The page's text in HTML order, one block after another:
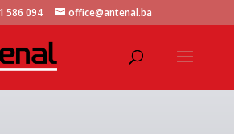
586 094 office@antenal.ba